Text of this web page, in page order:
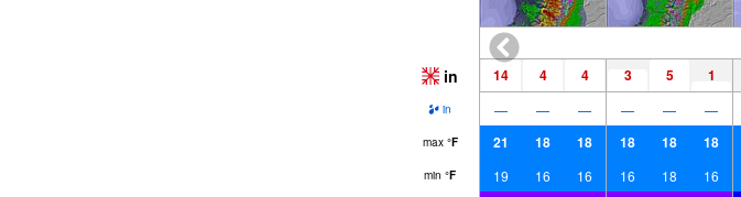
in 14 4 4 3 5 1
in — — — — — —
max °F 21 18 18 18 18 18
min °F 19 16 16 16 18 16